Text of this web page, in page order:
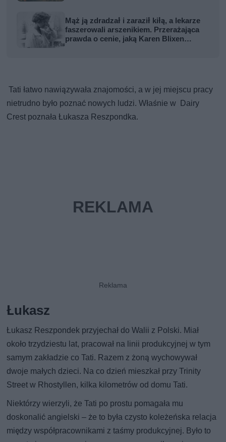
Mąż ją zdradzał i zaraził kiłą, a lekarze
faszerowali arszenikiem. Przerażająca
prawda o cenie, jaką Karen Blixen
Tati łatwo nawiązywała znajomości, a w jej miejscu pracy
nietrudno było poznać nowych ludzi. Właśnie w Dairy
Crest poznała Łukasza Reszpondka.
Łukasz
Łukasz Reszpondek przyjechał do Walii z Polski. Miał
około trzydziestu lat, pracował na linii produkcyjnej w tym
samym zakładzie co Tati. Razem z żoną wychowywał
dwoje małych dzieci. Na co dzień mieszkał przy Trinity
Street w Rhostyllen, kilka kilometrów od domu Tati.
Niektórzy wierzyli, że Tati po prostu pomagała mu
doskonalić angielski – że to była czysto koleżeńska relacja
między współpracownikami z taśmy produkcyjnej. Było to